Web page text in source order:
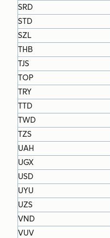
SRD
STD
SZL
THB
TJS
TOP
TRY
TTD
TWD
TZS
UAH
UGX
USD
UYU
UZS
VND
VUV